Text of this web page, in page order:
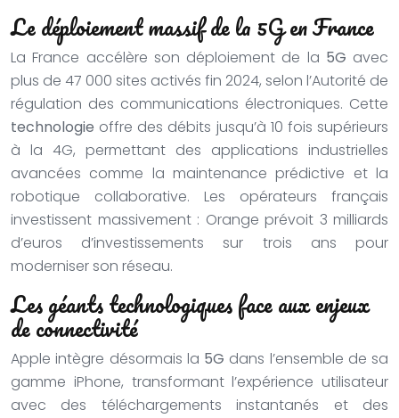
Le déploiement massif de la 5G en France
La France accélère son déploiement de la 5G avec
plus de 47 000 sites activés fin 2024, selon l’Autorité de
régulation des communications électroniques. Cette
technologie offre des débits jusqu’à 10 fois supérieurs
à la 4G, permettant des applications industrielles
avancées comme la maintenance prédictive et la
robotique collaborative. Les opérateurs français
investissent massivement : Orange prévoit 3 milliards
d’euros d’investissements sur trois ans pour
moderniser son réseau.
Les géants technologiques face aux enjeux
de connectivité
Apple intègre désormais la 5G dans l’ensemble de sa
gamme iPhone, transformant l’expérience utilisateur
avec des téléchargements instantanés et des